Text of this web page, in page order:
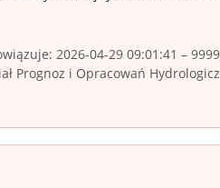
2026-04-29 09:01:41 –
Prognoz i Opracowań